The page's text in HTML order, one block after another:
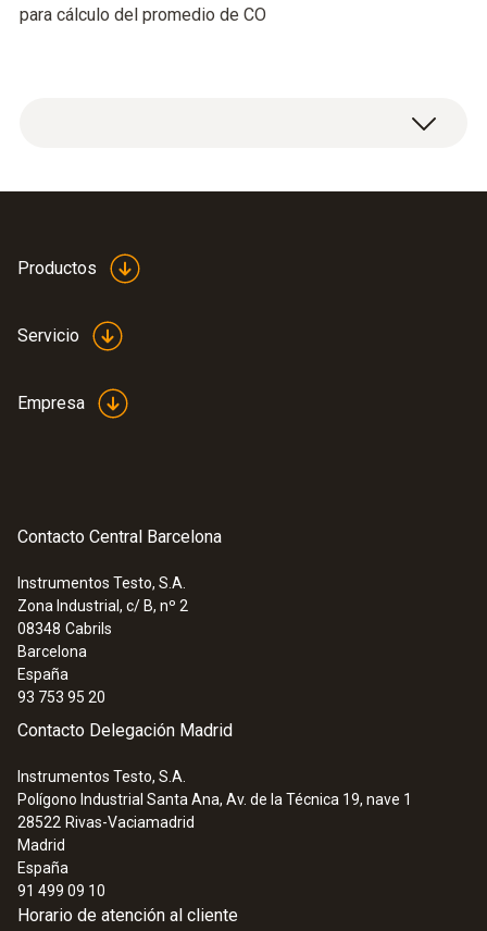
para cálculo del promedio de CO
:0564 3002 02
1.543,50 €
Productos
Servicio
Empresa
Contacto Central Barcelona
Instrumentos Testo, S.A.
Zona Industrial, c/ B, nº 2
08348 Cabrils
Barcelona
España
93 753 95 20
Contacto Delegación Madrid
Instrumentos Testo, S.A.
Polígono Industrial Santa Ana, Av. de la Técnica 19, nave 1
28522 Rivas-Vaciamadrid
Madrid
España
91 499 09 10
Horario de atención al cliente